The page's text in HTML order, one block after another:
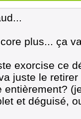
plus... ça
exorcise ce
juste le
entièrement?
et déguisé,